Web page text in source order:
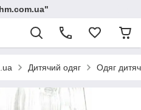
Дитячий одяг Одяг